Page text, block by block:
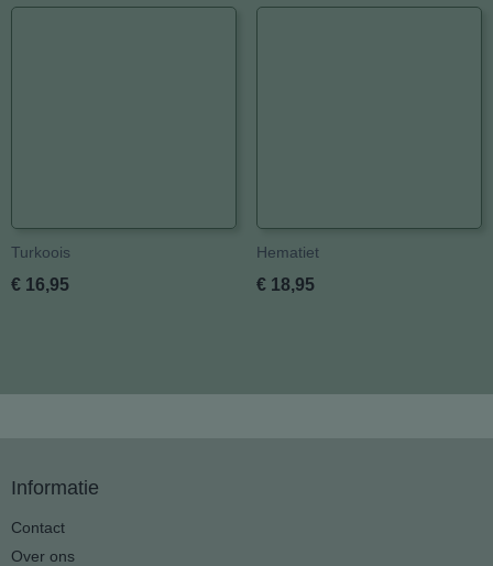
Turkoois
€ 16,95
Hematiet
€ 18,95
Informatie
Contact
Over ons